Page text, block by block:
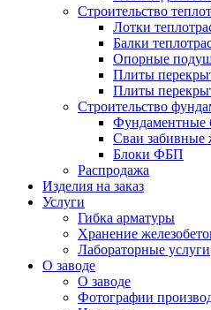
Строительство
Лотки
Балки
Опорные
Плиты
Плиты
Строительство
Сваи забивные
Блоки ФБП
Распродажа
Изделия на заказ
Услуги
Гибка арматуры
Хранение
Лабораторные услуги
О заводе
О заводе
Фотографии